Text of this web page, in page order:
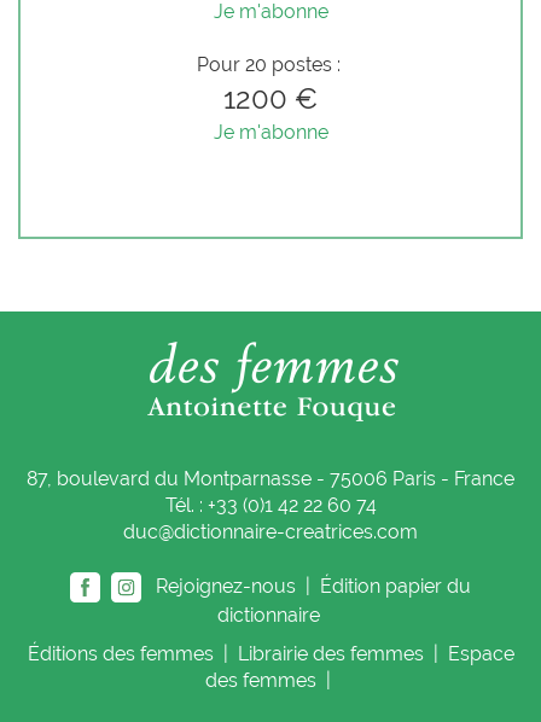
Je m'abonne
Pour 20 postes :
1200 €
Je m'abonne
87, boulevard du Montparnasse - 75006 Paris - France
Tél. : +33 (0)1 42 22 60 74
duc@dictionnaire-creatrices.com
Rejoignez-nous |
Édition papier du
dictionnaire
Éditions des femmes Librairie des femmes
Espace
des femmes